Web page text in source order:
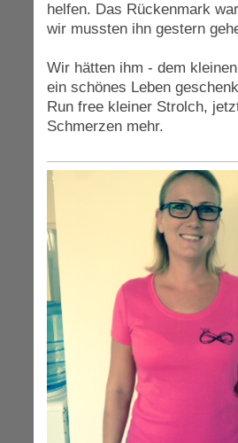
helfen. Das Rückenmark
wir mussten ihn gestern
Wir hätten ihm - dem
ein schönes Leben
Run free kleiner Strolch,
Schmerzen mehr.